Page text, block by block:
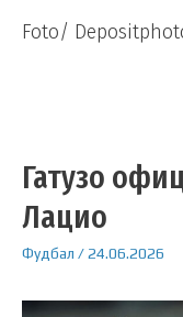
Foto/
Гатузо
Лацио
Фудбал /24.06.2026